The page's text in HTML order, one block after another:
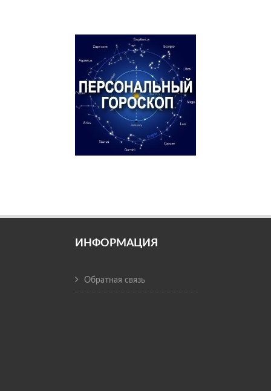
ИНФОРМАЦИЯ
Обратная связь